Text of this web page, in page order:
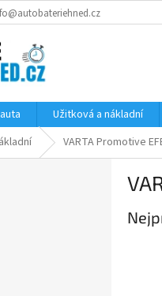
Užitková a nákladní
VARTA Promotive